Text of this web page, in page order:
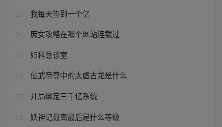
23 我每天签到一个亿
24 庶女攻略在哪个网站连载过
25 妇科急诊室
26 仙武帝尊中的太虚古龙是什么
27 开局绑定三千亿系统
28 妖神记聂离最后是什么等级